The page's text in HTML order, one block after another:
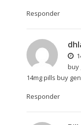
Responder
buy
14mg pills buy
Responder